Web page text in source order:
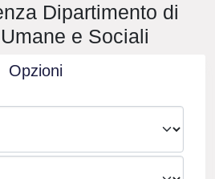
Dipartimento di
e Sociali
Opzioni